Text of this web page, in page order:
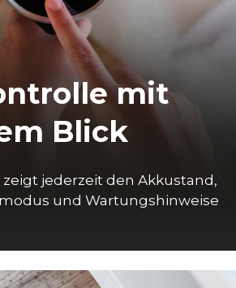
mit
Blick
zeigt jederzeit den Akkustand,
und Wartungshinweise